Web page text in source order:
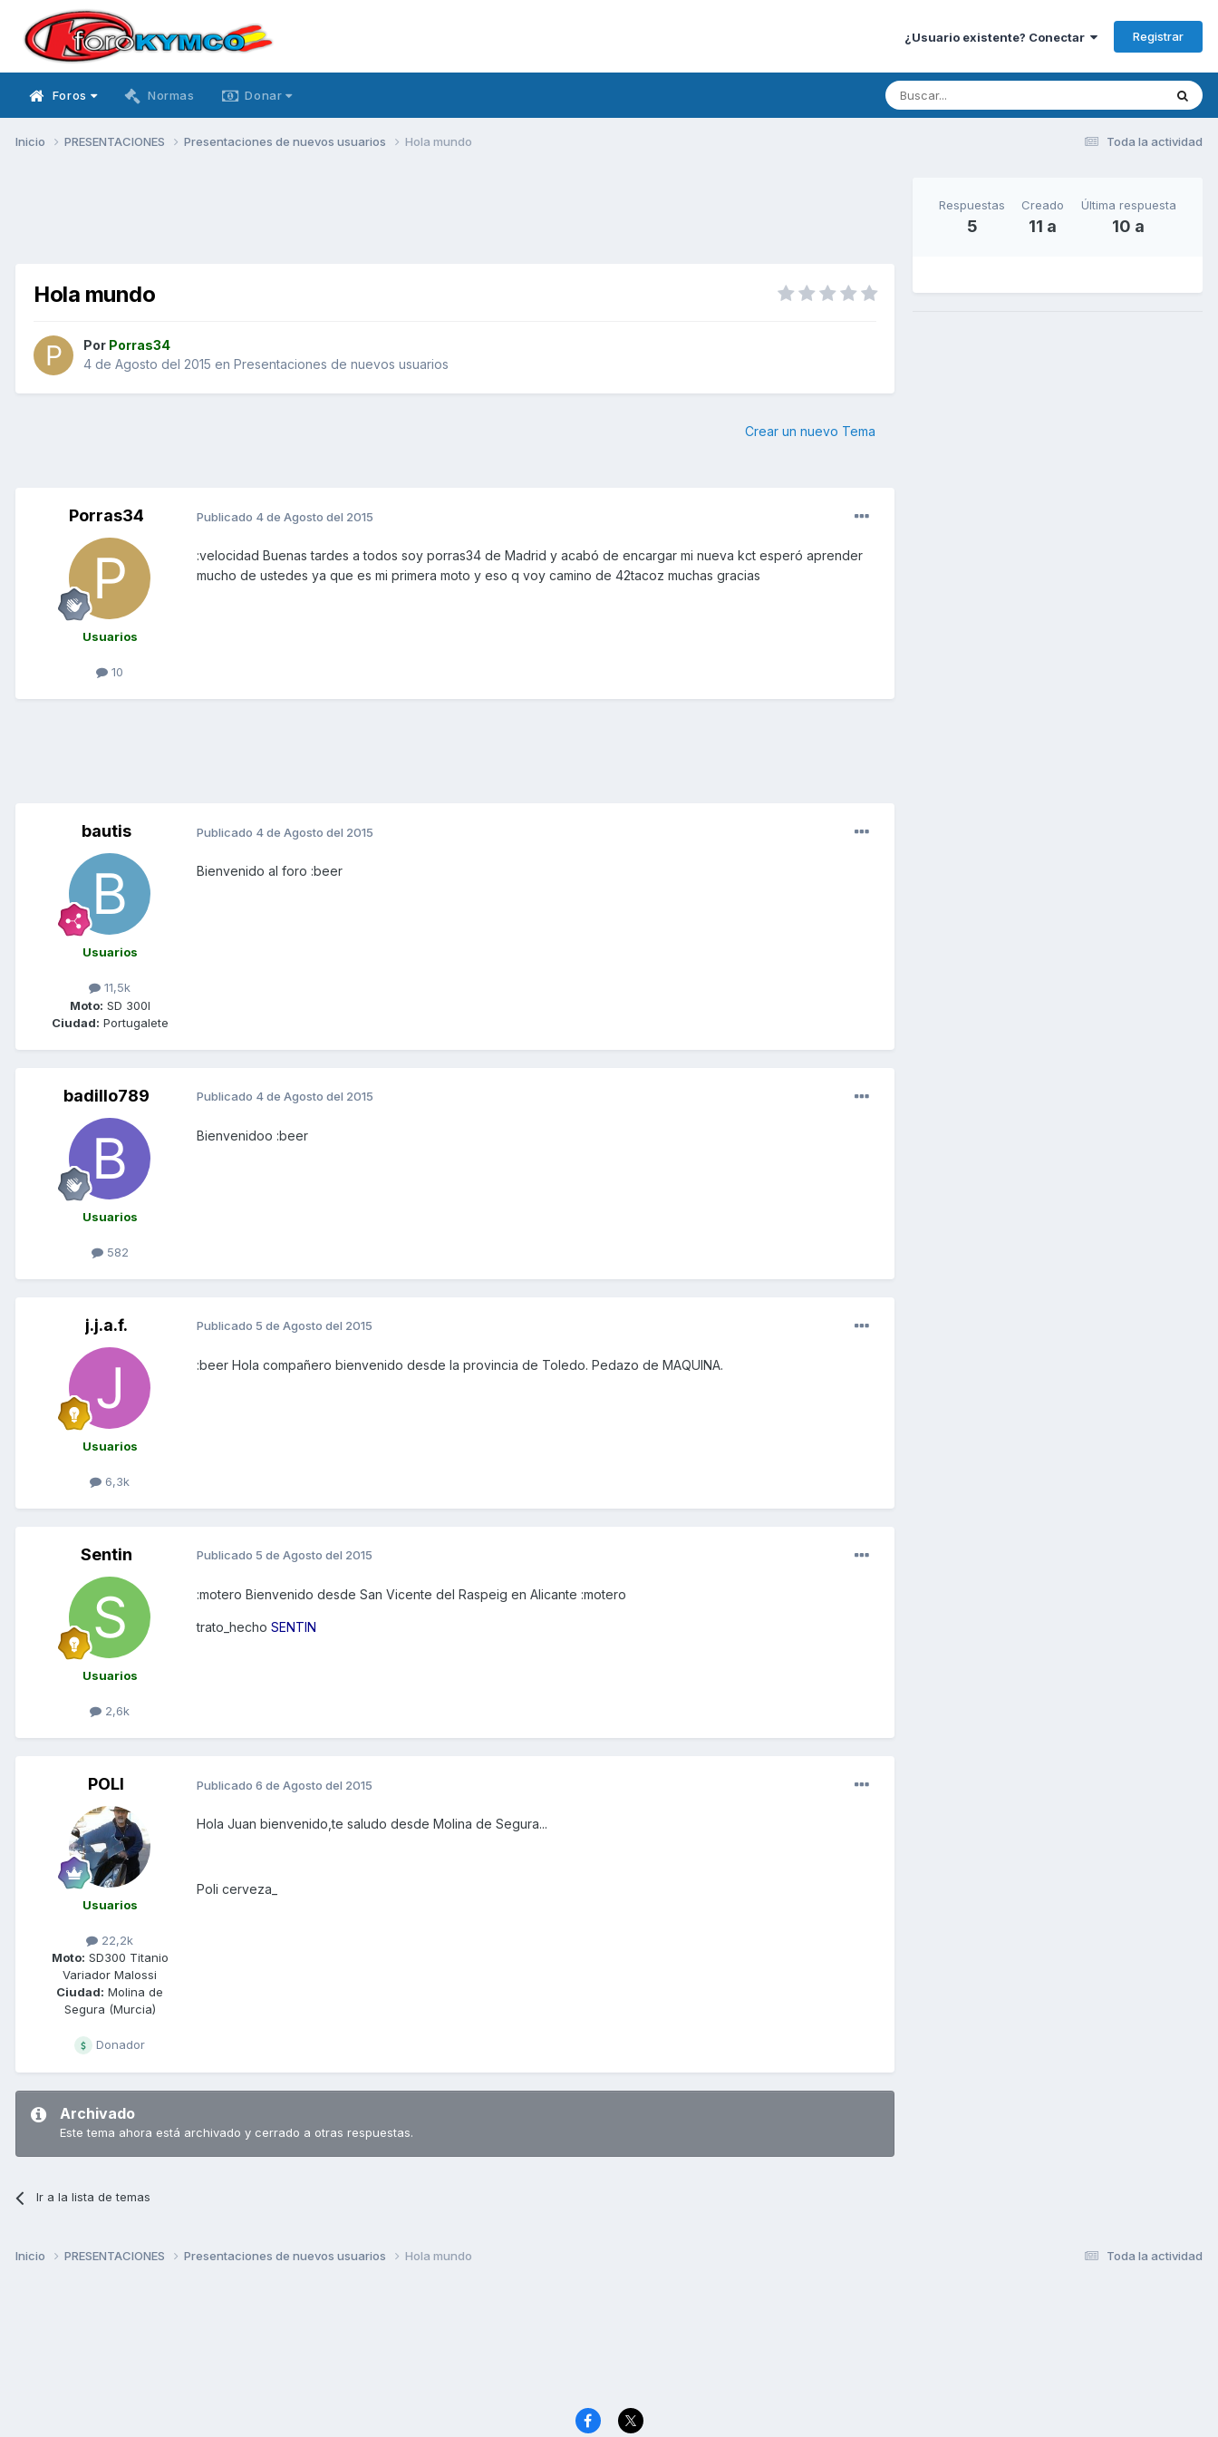
¿Usuario existente? Conectar Registrar
Foros Normas Donar
Toda la actividad
Inicio PRESENTACIONES Presentaciones de nuevos usuarios Hola mundo
Hola mundo
Por Porras34
4 de Agosto del 2015 en Presentaciones de nuevos usuarios
Crear un nuevo Tema
Porras34
Usuarios
10
Publicado 4 de Agosto del 2015
:velocidad Buenas tardes a todos soy porras34 de Madrid y acabó de encargar mi nueva kct esperó aprender
mucho de ustedes ya que es mi primera moto y eso q voy camino de 42tacoz muchas gracias
bautis
Usuarios
11,5k
Moto: SD 300I
Ciudad: Portugalete
Publicado 4 de Agosto del 2015
Bienvenido al foro :beer
badillo789
Usuarios
582
Publicado 4 de Agosto del 2015
Bienvenidoo :beer
j.j.a.f.
Usuarios
6,3k
Publicado 5 de Agosto del 2015
:beer Hola compañero bienvenido desde la provincia de Toledo. Pedazo de MAQUINA.
Sentin
Usuarios
2,6k
Publicado 5 de Agosto del 2015
:motero Bienvenido desde San Vicente del Raspeig en Alicante :motero
trato_hecho SENTIN
POLI
Usuarios
22,2k
Moto: SD300 Titanio
Variador Malossi
Ciudad: Molina de
Segura (Murcia)
Donador
Publicado 6 de Agosto del 2015
Hola Juan bienvenido,te saludo desde Molina de Segura...
Poli cerveza_
Archivado
Este tema ahora está archivado y cerrado a otras respuestas.
Ir a la lista de temas
Respuestas
5
Creado
11 a
Última respuesta
10 a
Toda la actividad
Inicio PRESENTACIONES Presentaciones de nuevos usuarios Hola mundo